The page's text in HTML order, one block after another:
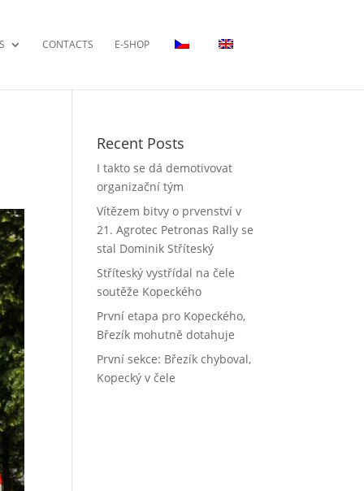
CONTACTS E-SHOP
Recent Posts
I takto se dá demotivovat
organizační tým
Vítězem bitvy o prvenství v
21. Agrotec Petronas Rally se
stal Dominik Stříteský
Stříteský vystřídal na čele
soutěže Kopeckého
První etapa pro Kopeckého,
Březík mohutně dotahuje
První sekce: Březík chyboval,
Kopecký v čele